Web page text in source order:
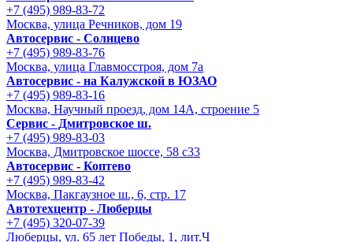
+7 (495) 989-83-72
Москва, улица Речников, дом 19
Автосервис - Солнцево
+7 (495) 989-83-76
Москва, улица Главмосстроя, дом 7а
Автосервис - на Калужской в ЮЗАО
+7 (495) 989-83-16
Москва, Научный проезд, дом 14А, строение 5
Сервис - Дмитровское ш.
+7 (495) 989-83-03
Москва, Дмитровское шоссе, 58 с33
Автосервис - Коптево
+7 (495) 989-83-42
Москва, Пакгаузное ш., 6, стр. 17
Автотехцентр - Люберцы
+7 (495) 320-07-39
Люберцы, ул. 65 лет Победы, 1, лит.Ч